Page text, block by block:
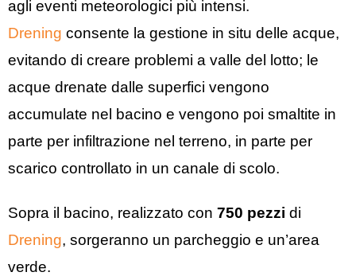
agli eventi meteorologici più intensi.
Drening consente la gestione in situ delle acque,
evitando di creare problemi a valle del lotto; le
acque drenate dalle superfici vengono
accumulate nel bacino e vengono poi smaltite in
parte per infiltrazione nel terreno, in parte per
scarico controllato in un canale di scolo.
Sopra il bacino, realizzato con 750 pezzi di
Drening, sorgeranno un parcheggio e un’area
verde.